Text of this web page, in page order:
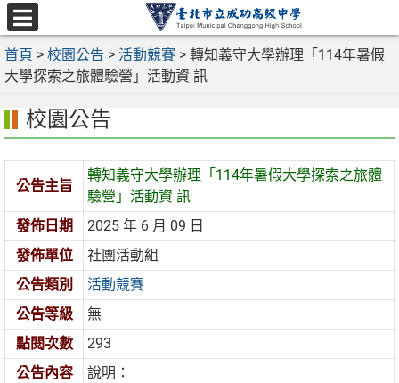
跳
至
主
要
區
選
單
首頁 > 校園公告 > 活動競賽 > 轉知義守大學辦理「114年暑假
大學探索之旅體驗營」活動資 訊
校園公告
公告主旨
轉知義守大學辦理「114年暑假大學探索之旅體
驗營」活動資 訊
發佈日期
2025 年 6 月 09 日
發佈單位
社團活動組
公告類別
活動競賽
公告等級
無
點閱次數
293
公告內容
說明：